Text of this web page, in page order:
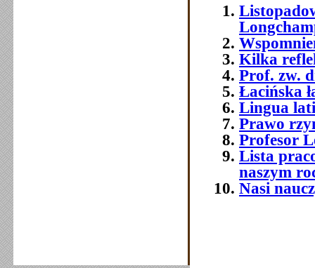
Kilka
Prof. zw.
Łacińska
Lingua
Prawo
Profesor
Lista
naszym
Nasi